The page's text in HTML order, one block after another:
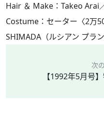
Hair ＆ Make：Takeo Arai
Costume：セーター〈2万
SHIMADA（ルシアン プラン
次
【1992年5月号